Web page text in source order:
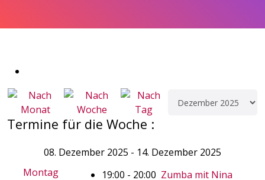
Termine für die Woche :
08. Dezember 2025 - 14. Dezember 2025
Montag
19:00 - 20:00 Zumba mit Nina